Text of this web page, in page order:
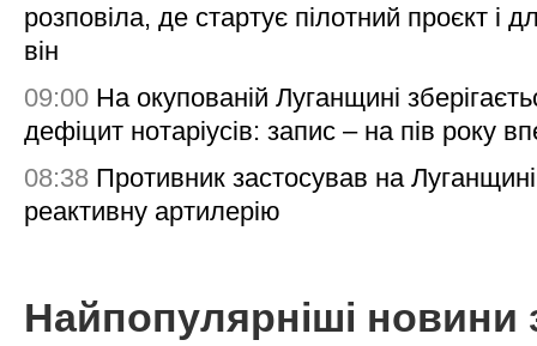
розповіла, де стартує пілотний проєкт і
він
09:00 На окупованій Луганщині
дефіцит нотаріусів: запис – на пів року
08:38 Противник застосував на Луганщині
реактивну артилерію
Найпопулярніші новини